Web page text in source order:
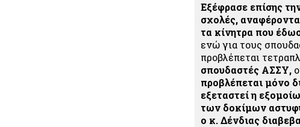
Εξέφρασε επίσης
σχολές,
τα κίνητρα που
ενώ για τους
προβλέπεται
σπουδαστές ΑΣΣΥ,
προβλέπεται μόνο
εξεταστεί η
των δοκίμων
ο κ. Δένδιας